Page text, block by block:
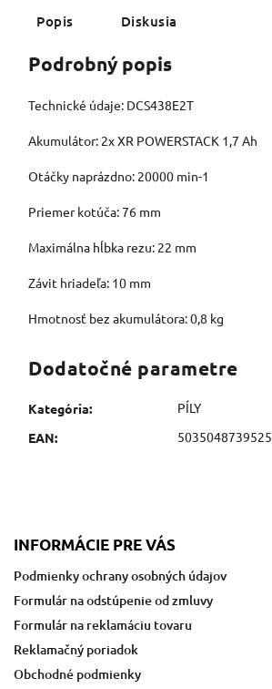
Popis Diskusia
Podrobný popis
Technické údaje: DCS438E2T
Akumulátor: 2x XR POWERSTACK 1,7 Ah
Otáčky naprázdno: 20000 min-1
Priemer kotúča: 76 mm
Maximálna hĺbka rezu: 22 mm
Závit hriadeľa: 10 mm
Hmotnosť bez akumulátora: 0,8 kg
Dodatočné parametre
Kategória:
PÍLY
EAN: 5035048739525
INFORMÁCIE PRE VÁS
Podmienky ochrany osobných údajov
Formulár na odstúpenie od zmluvy
Formulár na reklamáciu tovaru
Reklamačný poriadok
Obchodné podmienky